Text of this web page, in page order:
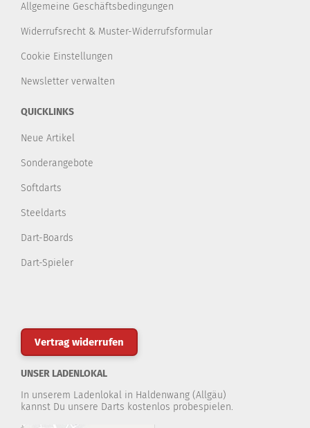
Allgemeine Geschäftsbedingungen
Widerrufsrecht & Muster-Widerrufsformular
Cookie Einstellungen
Newsletter verwalten
QUICKLINKS
Neue Artikel
Sonderangebote
Softdarts
Steeldarts
Dart-Boards
Dart-Spieler
Vertrag widerrufen
UNSER LADENLOKAL
In unserem Ladenlokal in Haldenwang (Allgäu)
kannst Du unsere Darts kostenlos probespielen.